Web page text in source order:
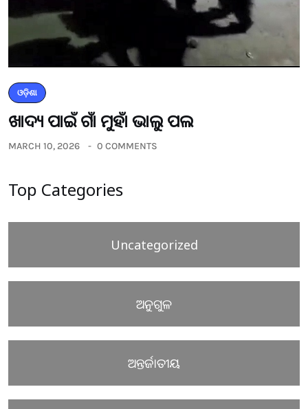
ଓଡ଼ିଶା
ଖାଦ୍ୟ ପାଇଁ ଗାଁ ମୁହାଁ ଭାଲୁ ପଲ
MARCH 10, 2026 0 COMMENTS
Top Categories
Uncategorized
ଅନୁଗୁଳ
ଅନ୍ତର୍ଜାତୀୟ